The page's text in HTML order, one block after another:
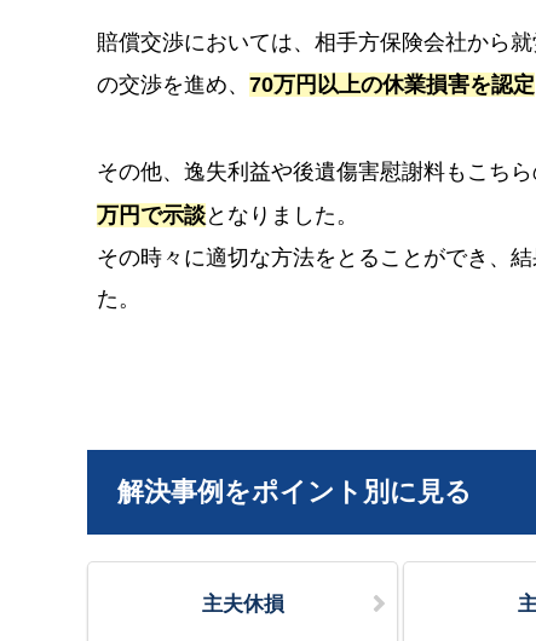
賠償交渉においては、相手方保険会社から
の交渉を進め、 70万円以上の休業損害を認定
その他、逸失利益や後遺傷害慰謝料もこちら
万円で示談となりました。
その時々に適切な方法をとることができ、
た。
解決事例をポイント別に見る
主夫休損